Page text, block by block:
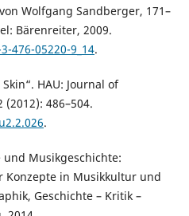
Wolfgang Sandberger, 171–
Bärenreiter, 2009.
476-05220-9_14.
HAU: Journal of
486–504.
.
Musikgeschichte:
in Musikkultur und
Geschichte – Kritik –